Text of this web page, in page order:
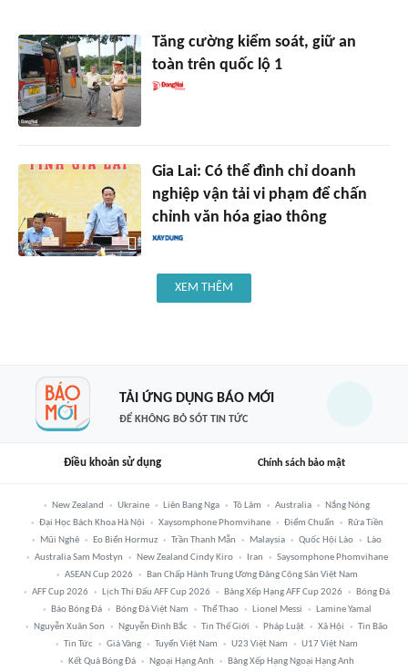
Tăng cường kiểm soát, giữ an
toàn trên quốc lộ 1
Gia Lai: Có thể đình chỉ doanh
nghiệp vận tải vi phạm để chấn
chỉnh văn hóa giao thông
XEM THÊM
TẢI ỨNG DỤNG BÁO MỚI
ĐỂ KHÔNG BỎ SÓT TIN TỨC
Điều khoản sử dụng Chính sách bảo mật
New Zealand Ukraine Liên Bang Nga Tô Lâm Australia
Nắng Nóng
Đại Học Bách Khoa Hà Nội
Xaysomphone Phomvihane Điểm Chuẩn
Rửa Tiền
Mũi Nghê
Eo Biển Hormuz Trần Thanh Mẫn Malaysia Quốc Hội Lào
Lào
Australia Sam Mostyn
New Zealand Cindy Kiro Iran
Saysomphone Phomvihane
ASEAN Cup 2026
Ban Chấp Hành Trung Ương Đảng Cộng Sản Việt Nam
AFF Cup 2026
Lịch Thi Đấu AFF Cup 2026 Bảng Xếp Hạng AFF Cup 2026
Bóng Đá
Báo Bóng Đá
Bóng Đá Việt Nam Thể Thao Lionel Messi
Lamine Yamal
Nguyễn Xuân Son
Nguyễn Đình Bắc Tin Thế Giới Pháp Luật Xã Hội
Tin Bão
Tin Tức
Giá Vàng Tuyển Việt Nam U23 Việt Nam
U17 Việt Nam
Kết Quả Bóng Đá
Ngoại Hạng Anh Bảng Xếp Hạng Ngoại Hạng Anh